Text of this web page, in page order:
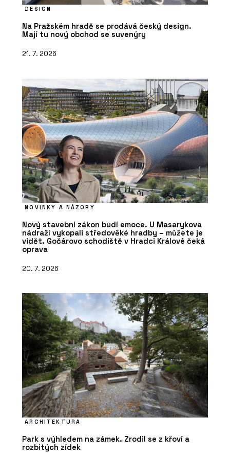
DESIGN
Na Pražském hradě se prodává český design.
Mají tu nový obchod se suvenýry
21. 7. 2026
NOVINKY A NÁZORY
Nový stavební zákon budí emoce. U Masarykova
nádraží vykopali středověké hradby – můžete je
vidět. Gočárovo schodiště v Hradci Králové čeká
oprava
20. 7. 2026
ARCHITEKTURA
Park s výhledem na zámek. Zrodil se z křoví a
rozbitých zídek